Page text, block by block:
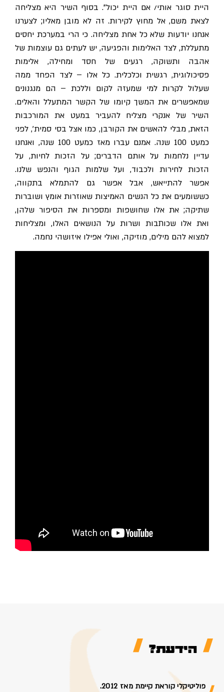
היית סוגר אותי/ אם היית יכול". בסוף השיר היא מצליחה
לצאת משם, אל מחוץ לקירות. זה לא מובן מאליו; לצערנו
אנחנו יודעות שלא כל אחת מצליחה. כי הרי במערכת יחסים
מתעללת, לצד האלימות והפגיעה, יש לעתים גם עוצמות של
אהבה ותשוקה, רגעים של חסד ומחילה, אלימות
פסיכולוגית, רגשית וכלכלית. כל אלו – לצד הפחד ממה
שעלול לקרות למי שמעזה לקום וללכת – הם מנגנונים
שמאפשרים את המשך קיומו של הקשר המתעלל והאלים.
השיר של אנקרי מצליח להעביר במעט את המורכבות
הזאת, מבלי להאשים את הקורבן, כמו אצל בסי סמית', לפני
כמעט 100 שנה. אמנם עברו מאז כמעט 100 שנה, ואנחנו
עדיין נלחמות על אותם הדברים; על הזכות לחיות, על
הזכות לחירות ולכבוד, ועל שלמות הגוף והנפש שלנו.
אפשר להתייאש, אבל אפשר גם להתמלא בתקווה,
כששומעים את כל הנשים האמיצות שאוזרות אומץ ושוברות
שתיקה; את אלו שחושפות ומספרות את הסיפור שלהן,
ואת אלו שכותבות ושרות על הנושאים האלו, ומצליחות
למצוא להם מילים, מוזיקה, ואולי אפילו איזושהי נחמה.
הידעת?
פוליטיקלי קוראת קיימת מאז 2012.